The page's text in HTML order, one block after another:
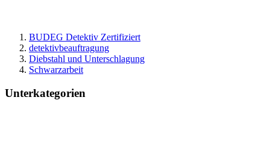
BUDEG Detektiv Zertifiziert
detektivbeauftragung
Diebstahl und Unterschlagung
Schwarzarbeit
Unterkategorien